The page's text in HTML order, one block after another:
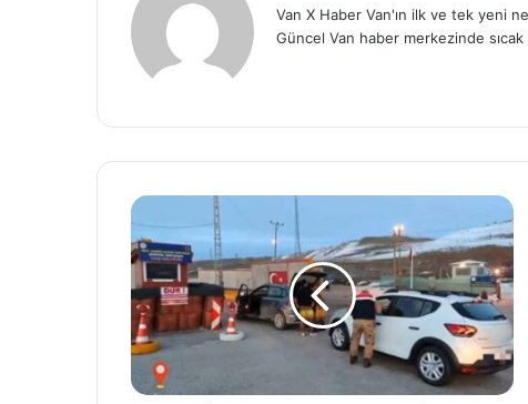
Van X Haber Van'ın ilk ve tek yeni
Güncel Van haber merkezinde